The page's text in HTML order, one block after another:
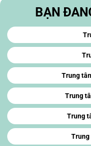
BẠN
Trung
Trung
Trung
Trung